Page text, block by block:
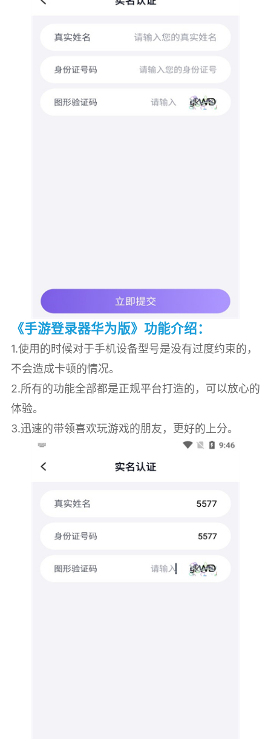
《手游登录器华为版》功能介绍：
1.使用的时候对于手机设备型号是没有过度约束的，
不会造成卡顿的情况。
2.所有的功能全部都是正规平台打造的，可以放心的
体验。
3.迅速的带领喜欢玩游戏的朋友，更好的上分。